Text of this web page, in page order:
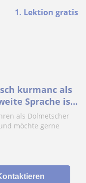
1. Lektion gratis
kurmanc als
Sprache ist
Deutsch bis
unterrichten.
als Dolmetscher
möchte gerne